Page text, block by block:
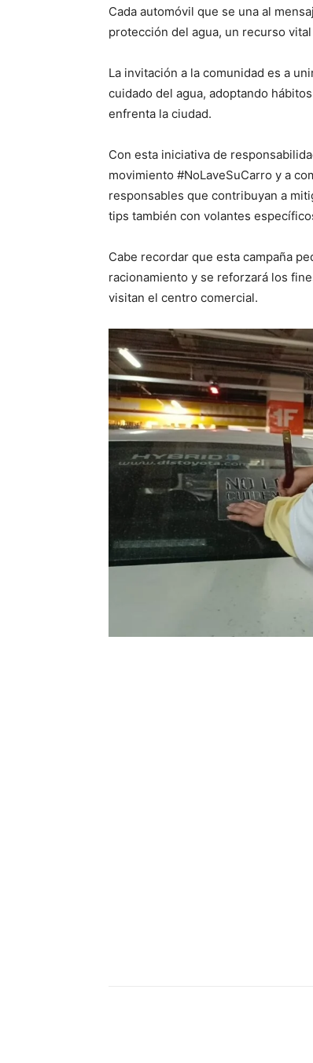
Cada automóvil que se una al
protección del agua, un recurso
La invitación a la comunidad es a
cuidado del agua, adoptando
enfrenta la ciudad.
Con esta iniciativa de
movimiento #NoLaveSuCarro y a
responsables que contribuyan a
tips también con volantes
Cabe recordar que esta campaña
racionamiento y se reforzará los
visitan el centro comercial.